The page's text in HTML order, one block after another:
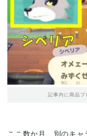
記事内に商品プ
ここ数か月、別のキ